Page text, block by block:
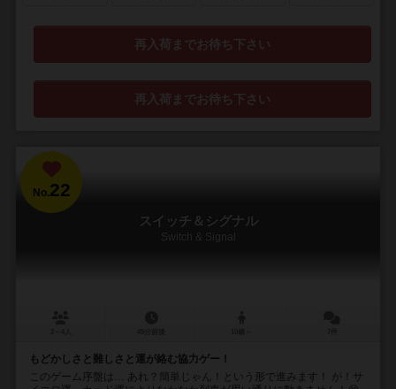
再入荷までお待ち下さい
再入荷までお待ち下さい
No.22
スイッチ＆シグナル
Switch & Signal
もどかしさと難しさと運が絡む協力ゲー！
このゲーム序盤は… あれ？簡単じゃん！という形で進みます！ が！サ